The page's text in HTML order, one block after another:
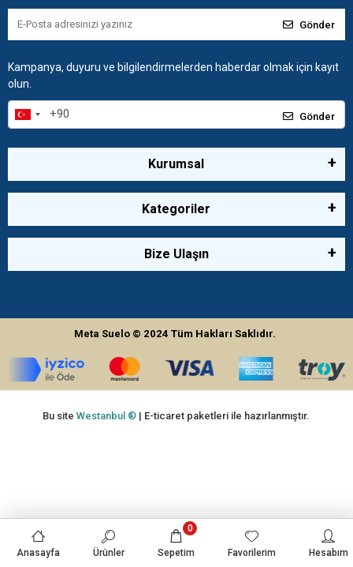
Gönder
Kampanya, duyuru ve bilgilendirmelerden haberdar olmak için kayıt
olun.
Gönder
Kurumsal
Kategoriler
Bize Ulaşın
Meta Suelo © 2024Tüm Hakları Saklıdır.
Anasayfa Ürünler Sepetim
0
Favorilerim Hesabım
Bu siteWestanbul ® | E-ticaret paketleri ile hazırlanmıştır.